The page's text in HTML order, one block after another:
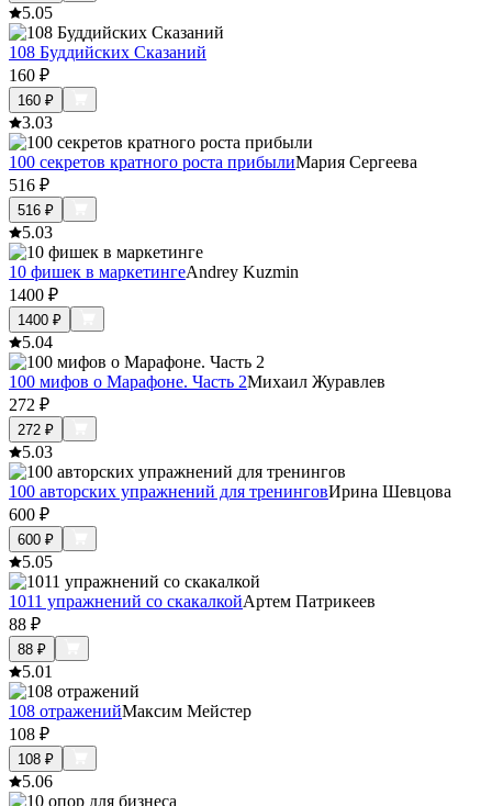
5.05
108 Буддийских Сказаний
160 ₽
160 ₽
3.03
100 секретов кратного роста прибылиМария Сергеева
516 ₽
516 ₽
5.03
10 фишек в маркетингеAndrey Kuzmin
1400 ₽
1400 ₽
5.04
100 мифов о Марафоне. Часть 2Михаил Журавлев
272 ₽
272 ₽
5.03
100 авторских упражнений для тренинговИрина Шевцова
600 ₽
600 ₽
5.05
1011 упражнений со скакалкойАртем Патрикеев
88 ₽
88 ₽
5.01
108 отраженийМаксим Мейстер
108 ₽
108 ₽
5.06